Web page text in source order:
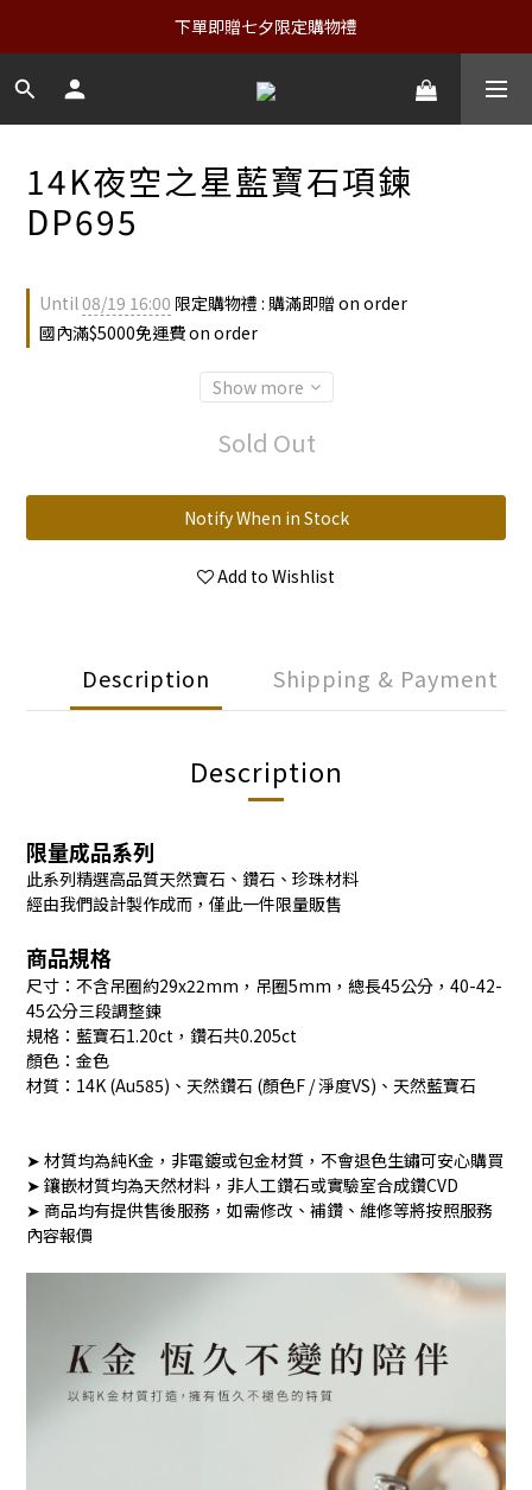
下單即贈七夕限定購物禮
14K夜空之星藍寶石項鍊
DP695
Until08/19 16:00 限定購物禮 : 購滿即贈 on order
國內滿$5000免運費 on order
Show more
Sold Out
Notify When in Stock
Add to Wishlist
Description Shipping & Payment
Description
限量成品系列
此系列精選高品質天然寶石、鑽石、珍珠材料
經由我們設計製作成而，僅此一件限量販售
商品規格
尺寸：不含吊圈約29x22mm，吊圈5mm，總長45公分，40-42-
45公分三段調整鍊
規格：藍寶石1.20ct，鑽石共0.205ct
顏色：金色
材質：14K (Au585)、天然鑽石 (顏色F / 淨度VS)、天然藍寶石
➤ 材質均為純K金，非電鍍或包金材質，不會退色生鏽可安心購買
➤ 鑲嵌材質均為天然材料，非人工鑽石或實驗室合成鑽CVD
➤ 商品均有提供售後服務，如需修改、補鑽、維修等將按照服務
內容報價